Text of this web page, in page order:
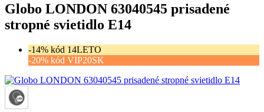
Globo LONDON 63040545 prisadené
stropné svietidlo E14
-14% kód 14LETO
-20% kód VIP20SK